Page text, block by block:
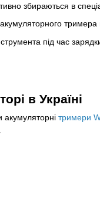
збираються в
під час
в Україні
тримери